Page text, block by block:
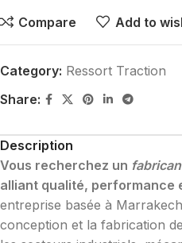
Compare Add to
Category: Ressort Traction
Share:
Description
Vous recherchez un
alliant qualité, performance
entreprise basée à
conception et la fabrication